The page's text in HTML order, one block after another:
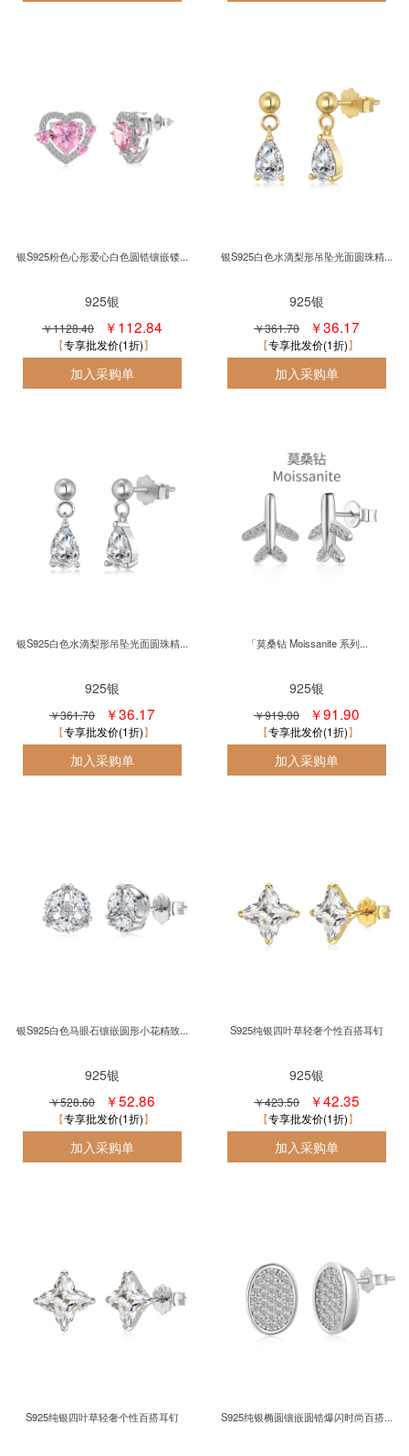
银S925粉色心形爱心白色圆锆镶嵌镂...
925银
￥1128.40 ￥112.84
专享批发价(1折)
银S925白色水滴梨形吊坠光面圆珠精...
925银
￥361.70 ￥36.17
专享批发价(1折)
银S925白色水滴梨形吊坠光面圆珠精...
925银
￥361.70 ￥36.17
专享批发价(1折)
「莫桑钻 Moissanite 系列...
925银
￥919.00 ￥91.90
专享批发价(1折)
银S925白色马眼石镶嵌圆形小花精致...
925银
￥528.60 ￥52.86
专享批发价(1折)
S925纯银四叶草轻奢个性百搭耳钉
925银
￥423.50 ￥42.35
专享批发价(1折)
S925纯银四叶草轻奢个性百搭耳钉 S925纯银椭圆镶嵌圆锆爆闪时尚百搭...